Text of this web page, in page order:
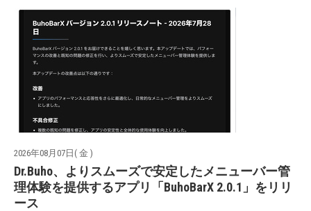
2026年08月07日( 金 )
Dr.Buho、よりスムーズで安定したメニューバー管
理体験を提供するアプリ「BuhoBarX 2.0.1」をリリ
ース